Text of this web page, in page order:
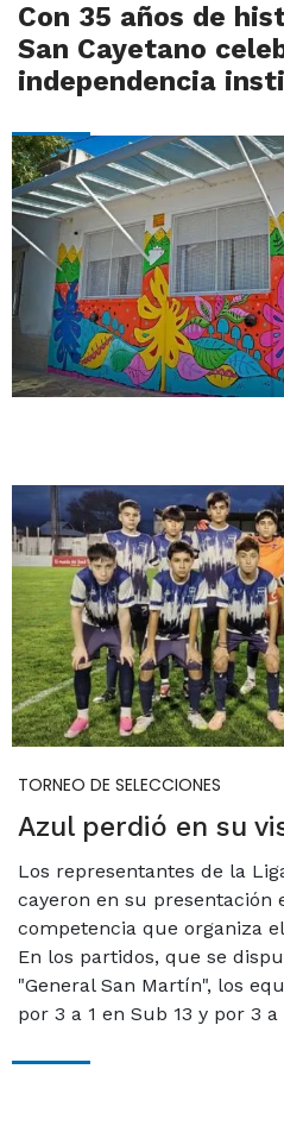
Con 35 años de
San Cayetano
independencia
TORNEO DE SELECCIONES
Azul perdió en su
Los representantes de la
cayeron en su presentación
competencia que organiza
En los partidos, que se
"General San Martín", los
por 3 a 1 en Sub 13 y por 3 a